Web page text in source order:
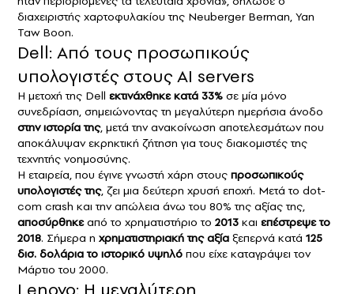
διαχειριστής χαρτοφυλακίου της Neuberger Berman, Yan
Taw Boon.
Dell: Από τους προσωπικούς
υπολογιστές στους AI servers
Η μετοχή της Dell εκτινάχθηκε κατά 33% σε μία μόνο
συνεδρίαση, σημειώνοντας τη μεγαλύτερη ημερήσια άνοδο
στην ιστορία της, μετά την ανακοίνωση αποτελεσμάτων που
αποκάλυψαν εκρηκτική ζήτηση για τους διακομιστές της
τεχνητής νοημοσύνης.
Η εταιρεία, που έγινε γνωστή χάρη στους προσωπικούς
υπολογιστές της, ζει μια δεύτερη χρυσή εποχή. Μετά το dot-
com crash και την απώλεια άνω του 80% της αξίας της,
αποσύρθηκεαπό το χρηματιστήριο το 2013 και επέστρεψε το
2018. Σήμερα η χρηματιστηριακή της αξία ξεπερνά κατά 125
δισ. δολάρια το ιστορικό υψηλό που είχε καταγράψει τον
Μάρτιο του 2000.